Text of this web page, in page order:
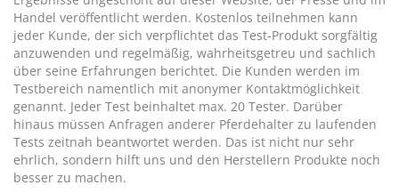
Handel veröffentlicht werden. Kostenlos teilnehmen kann
jeder Kunde, der sich verpflichtet das Test-Produkt sorgfältig
anzuwenden und regelmäßig, wahrheitsgetreu und sachlich
über seine Erfahrungen berichtet. Die Kunden werden im
Testbereich namentlich mit anonymer Kontaktmöglichkeit
genannt. Jeder Test beinhaltet max. 20 Tester. Darüber
hinaus müssen Anfragen anderer Pferdehalter zu laufenden
Tests zeitnah beantwortet werden. Das ist nicht nur sehr
ehrlich, sondern hilft uns und den Herstellern Produkte noch
besser zu machen.